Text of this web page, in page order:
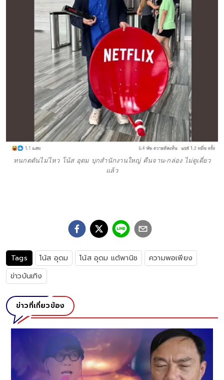
ทนกดดันไม่ไหว โน้ส อุดม บุกสำนักงานใหญ่ คืนจาน-กล่อง ไม่ดูเดี่ยว
แล้ว
Tags โน้ส อุดม โน้ส อุดม แต้พานิช
ความพอเพียง
ข่าวบันเทิง
ข่าวที่เกี่ยวข้อง